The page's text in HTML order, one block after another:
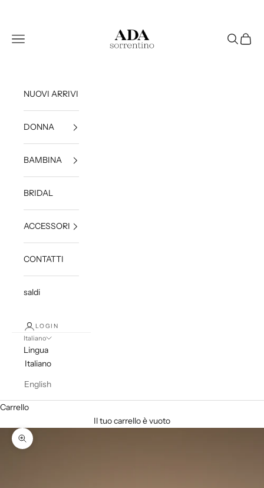
Apri il menu di navigazione Mostra il
NUOVI ARRIVI
DONNA
BAMBINA
BRIDAL
ACCESSORI
CONTATTI
saldi
LOGIN
Italiano
Lingua
Italiano
English
Carrello
Il tuo carrello è vuoto
Ingrandisci immagine